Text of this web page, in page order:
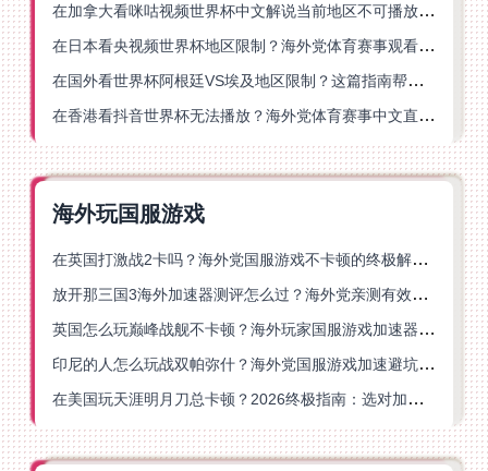
在加拿大看咪咕视频世界杯中文解说当前地区不可播放？这篇指南帮你一键解决
在日本看央视频世界杯地区限制？海外党体育赛事观看终极指南
在国外看世界杯阿根廷VS埃及地区限制？这篇指南帮你搞定中文直播+解说
在香港看抖音世界杯无法播放？海外党体育赛事中文直播终极指南
海外玩国服游戏
在英国打激战2卡吗？海外党国服游戏不卡顿的终极解决方案
放开那三国3海外加速器测评怎么过？海外党亲测有效的国服游戏加速指南
英国怎么玩巅峰战舰不卡顿？海外玩家国服游戏加速器终极指南
印尼的人怎么玩战双帕弥什？海外党国服游戏加速避坑指南
在美国玩天涯明月刀总卡顿？2026终极指南：选对加速器让你丝滑连招